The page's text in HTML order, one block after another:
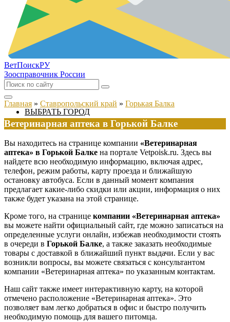
ВетПоискРУ
Зоосправочник России
ВЫБРАТЬ ГОРОД
Главная » Ставропольский край » Горькая Балка
Ветеринарная аптека в Горькой Балке
Вы находитесь на странице компании «Ветеринарная
аптека» в Горькой Балке на портале Vetpoisk.ru. Здесь вы
найдете всю необходимую информацию, включая адрес,
телефон, режим работы, карту проезда и ближайшую
остановку автобуса. Если в данный момент компания
предлагает какие-либо скидки или акции, информация о них
также будет указана на этой странице.
Кроме того, на странице компании «Ветеринарная аптека»
вы можете найти официальный сайт, где можно записаться на
определенные услуги онлайн, избежав необходимости стоять
в очереди в Горькой Балке, а также заказать необходимые
товары с доставкой в ближайший пункт выдачи. Если у вас
возникли вопросы, вы можете связаться с консультантом
компании «Ветеринарная аптека» по указанным контактам.
Наш сайт также имеет интерактивную карту, на которой
отмечено расположение «Ветеринарная аптека». Это
позволяет вам легко добраться в офис и быстро получить
необходимую помощь для вашего питомца.